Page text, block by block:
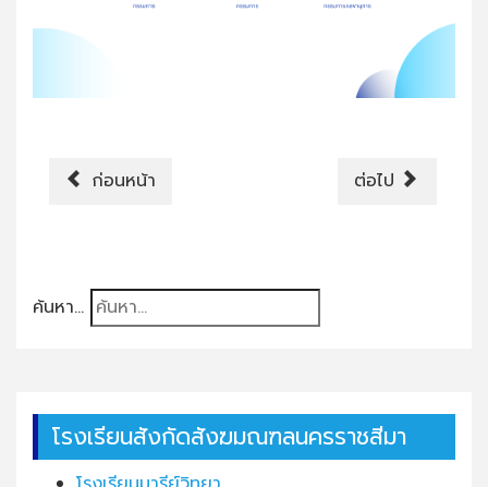
ก่อนหน้า ต่อไป
ค้นหา...
โรงเรียนสังกัดสังฆมณฑลนครราชสีมา